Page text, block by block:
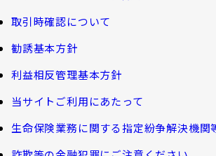
ご契約者さま向けサービス
諸利率のお知らせ
お客さま宛通知「大樹生命か
のご請求手続きとお支払いについ
大樹 企業保険ダイレクトシステ
各種照会・お手続きサービス）
団体年金制度関連
団体年金制度
団体年金運用商品
相続税シミュレーション
教育費シミュレーター
長生き診断
体内環境チェック
会社情報
業績案内
お客さま本位の業務運営
サステナビリティ経営
取引時確認について
勧誘基本方針
利益相反管理基本方針
当サイトご利用にあたって
生命保険業務に関する指定紛争解決機関